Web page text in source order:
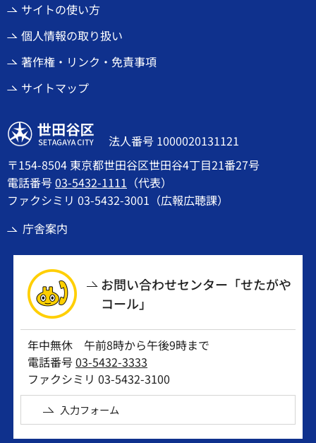
サイトの使い方
個人情報の取り扱い
著作権・リンク・免責事項
サイトマップ
世田谷区
法人番号 1000020131121
〒154-8504 東京都世田谷区世田谷4丁目21番27号
電話番号03-5432-1111 （代表）
ファクシミリ 03-5432-3001（広報広聴課）
庁舎案内
お問い合わせセンター「せたがや
コール」
年中無休 午前8時から午後9時まで
電話番号03-5432-3333
ファクシミリ 03-5432-3100
入力フォーム